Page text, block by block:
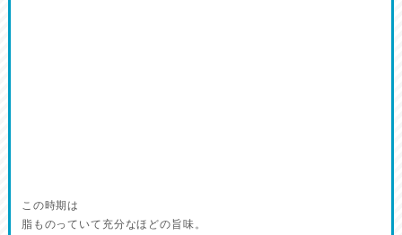
この時期は
脂ものっていて充分なほどの旨味。